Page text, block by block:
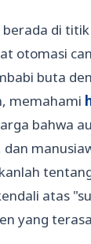
di
otomasi
buta
memahami
bahwa
atas
yang